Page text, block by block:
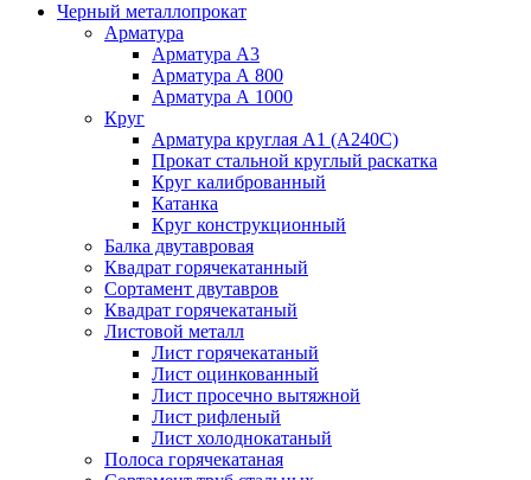
Черный металлопрокат
Арматура
Арматура А3
Арматура А 800
Арматура А 1000
Круг
Арматура круглая А1 (А240C)
Прокат стальной круглый раскатка
Круг калиброванный
Катанка
Круг конструкционный
Балка двутавровая
Квадрат горячекатанный
Сортамент двутавров
Квадрат горячекатаный
Листовой металл
Лист горячекатаный
Лист оцинкованный
Лист просечно вытяжной
Лист рифленый
Лист холоднокатаный
Полоса горячекатаная